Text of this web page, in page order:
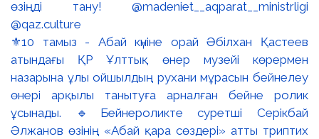
⚜️10 тамыз - Абай күніне орай Әбілхан Қастеев
атындағы ҚР Ұлттық өнер музейі көрермен
назарына ұлы ойшылдың рухани мұрасын бейнелеу
өнері арқылы танытуға арналған бейне ролик
ұсынады. 🔹Бейнероликте суретші Серікбай
Әлжанов өзінің «Абай қара сөздері» атты триптих